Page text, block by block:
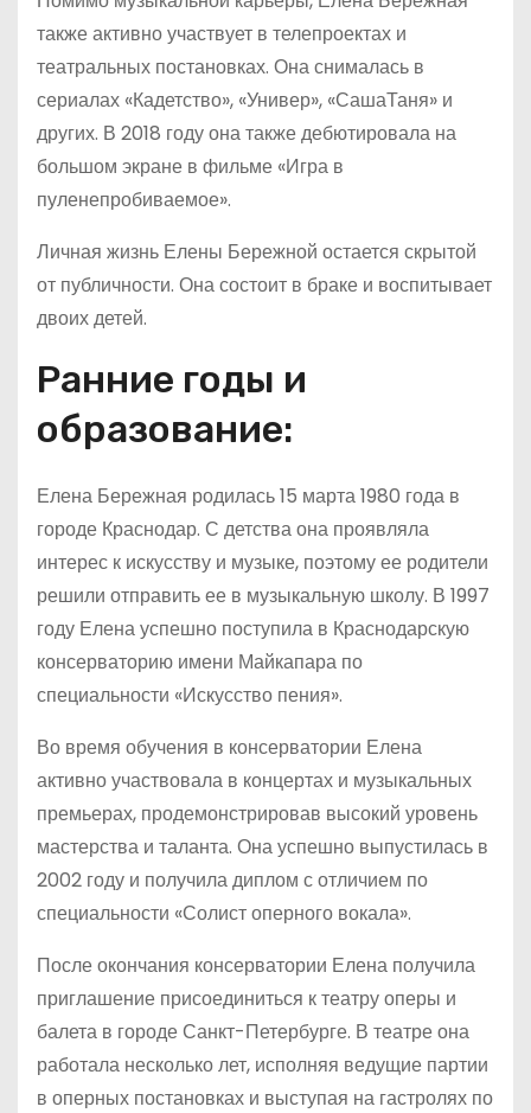
также активно участвует в телепроектах и
театральных постановках. Она снималась в
сериалах «Кадетство», «Универ», «СашаТаня» и
других. В 2018 году она также дебютировала на
большом экране в фильме «Игра в
пуленепробиваемое».
Личная жизнь Елены Бережной остается скрытой
от публичности. Она состоит в браке и воспитывает
двоих детей.
Ранние годы и
образование:
Елена Бережная родилась 15 марта 1980 года в
городе Краснодар. С детства она проявляла
интерес к искусству и музыке, поэтому ее родители
решили отправить ее в музыкальную школу. В 1997
году Елена успешно поступила в Краснодарскую
консерваторию имени Майкапара по
специальности «Искусство пения».
Во время обучения в консерватории Елена
активно участвовала в концертах и музыкальных
премьерах, продемонстрировав высокий уровень
мастерства и таланта. Она успешно выпустилась в
2002 году и получила диплом с отличием по
специальности «Солист оперного вокала».
После окончания консерватории Елена получила
приглашение присоединиться к театру оперы и
балета в городе Санкт-Петербурге. В театре она
работала несколько лет, исполняя ведущие партии
в оперных постановках и выступая на гастролях по